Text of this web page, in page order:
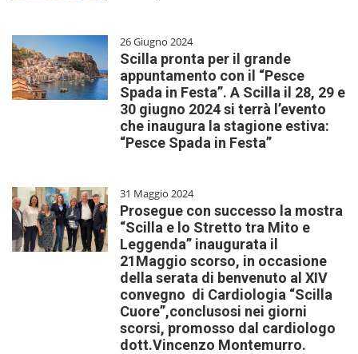
26 Giugno 2024
Scilla pronta per il grande
appuntamento con il “Pesce
Spada in Festa”. A Scilla il 28, 29 e
30 giugno 2024 si terrà l’evento
che inaugura la stagione estiva:
“Pesce Spada in Festa”
31 Maggio 2024
Prosegue con successo la mostra
“Scilla e lo Stretto tra Mito e
Leggenda” inaugurata il
21Maggio scorso, in occasione
della serata di benvenuto al XIV
convegno di Cardiologia “Scilla
Cuore”,conclusosi nei giorni
scorsi, promosso dal cardiologo
dott.Vincenzo Montemurro.